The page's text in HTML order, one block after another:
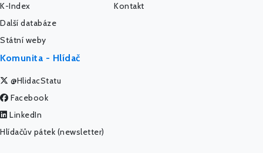
K-Index
Další databáze
Státní weby
Kontakt
Komunita - Hlídač
@HlidacStatu
Facebook
LinkedIn
Hlídačův pátek (newsletter)